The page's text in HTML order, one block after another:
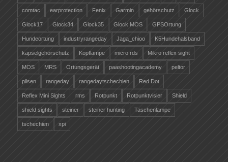
comtac earprotection Fenix Garmin gehörschutz Glock
Glock17 Glock34 Glock35 Glock MOS GPSOrtung
Hundeortung industryrangeday Jaga_chioo K5Hundehalsband
kapselgehörschutz Kopflampe micro rds Mikro reflex sight
MOS MRS Ortungsgerät paashootingacademy peltor
pilsen rangeday rangedaytschechien Red Dot
Reflex Mini Sights rms Rotpunkt Rotpunktvisier Shield
shield sights steiner steiner hunting Taschenlampe
tschechien xpi